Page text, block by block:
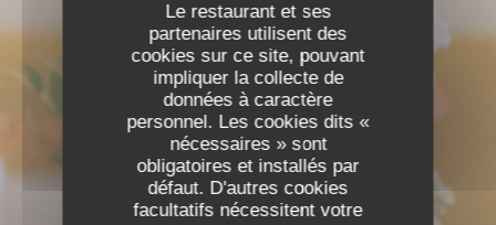
Le restaurant et ses
partenaires utilisent des
cookies sur ce site, pouvant
impliquer la collecte de
données à caractère
personnel. Les cookies dits «
nécessaires » sont
obligatoires et installés par
défaut. D'autres cookies
facultatifs nécessitent votre
ÉVÈNEMENTS